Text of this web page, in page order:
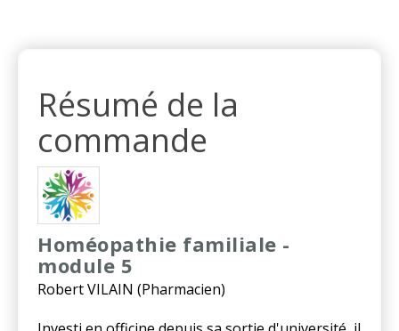
Résumé de la
commande
Homéopathie familiale -
module 5
Robert VILAIN (Pharmacien)